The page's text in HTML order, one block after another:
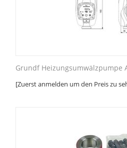
Grundf Heizungsumwälzpumpe
[Zuerst anmelden um den Preis zu